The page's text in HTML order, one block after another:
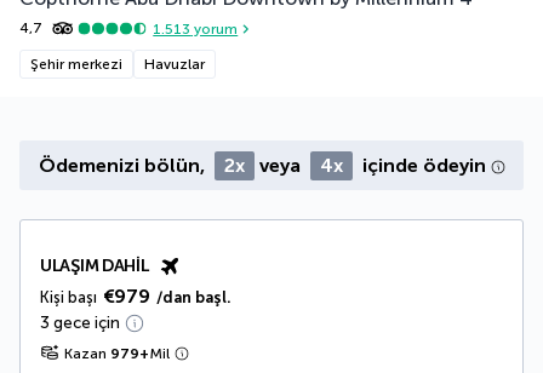
4,7 1.513 yorum
Şehir merkezi Havuzlar
Ödemenizi bölün, 2x veya 4x içinde ödeyin
ULAŞIM DAHIL
Kişi başı €979 /dan başl.
3 gece için
Kazan 979+Mil